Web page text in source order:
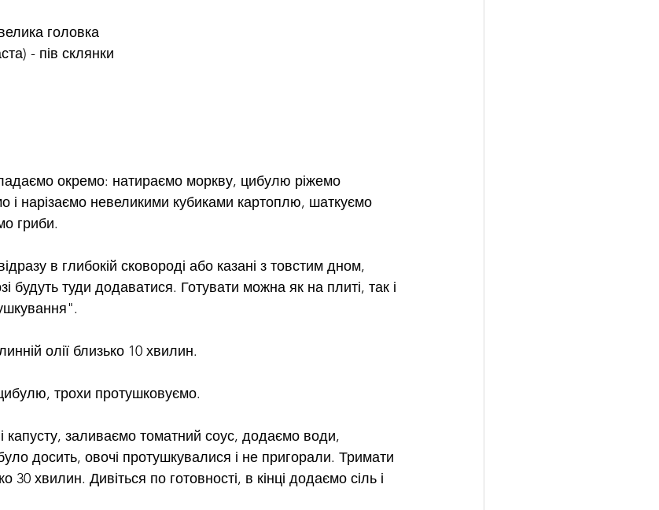
головка
- пів склянки
окремо: натираємо моркву, цибулю ріжемо
і нарізаємо невеликими кубиками картоплю, шаткуємо
гриби.
в глибокій сковороді або казані з товстим дном,
будуть туди додаватися. Готувати можна як на плиті, так і
олії близько 10 хвилин.
трохи протушковуємо.
заливаємо томатний соус, додаємо води,
досить, овочі протушкувалися і не пригорали. Тримати
30 хвилин. Дивіться по готовності, в кінці додаємо сіль і